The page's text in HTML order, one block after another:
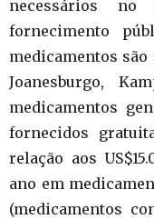
necessários
fornecimento
medicamentos
Joanesburgo,
medicamentos
fornecidos
relação aos
ano em
(medicamentos